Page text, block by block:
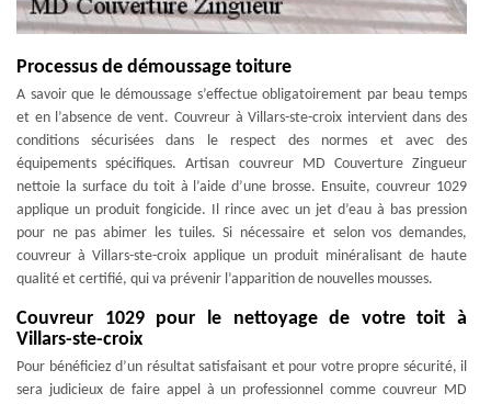
Processus de démoussage toiture
A savoir que le démoussage s’effectue obligatoirement par beau temps
et en l’absence de vent. Couvreur à Villars-ste-croix intervient dans des
conditions sécurisées dans le respect des normes et avec des
équipements spécifiques. Artisan couvreur MD Couverture Zingueur
nettoie la surface du toit à l’aide d’une brosse. Ensuite, couvreur 1029
applique un produit fongicide. Il rince avec un jet d’eau à bas pression
pour ne pas abimer les tuiles. Si nécessaire et selon vos demandes,
couvreur à Villars-ste-croix applique un produit minéralisant de haute
qualité et certifié, qui va prévenir l’apparition de nouvelles mousses.
Couvreur 1029 pour le nettoyage de votre toit à
Villars-ste-croix
Pour bénéficiez d’un résultat satisfaisant et pour votre propre sécurité, il
sera judicieux de faire appel à un professionnel comme couvreur MD